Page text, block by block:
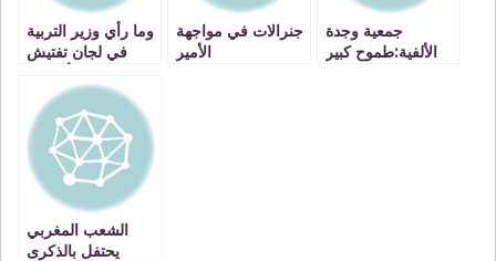
وما رأي وزير التربية
في لجان تفتيش
نيابات ولم يحرك
ساكنا لحد الآن ؟
جنرالات في مواجهة
الأمير
جمعية وجدة
الألفية:طموح كبير
الشعب المغربي
يحتفل بالذكرى